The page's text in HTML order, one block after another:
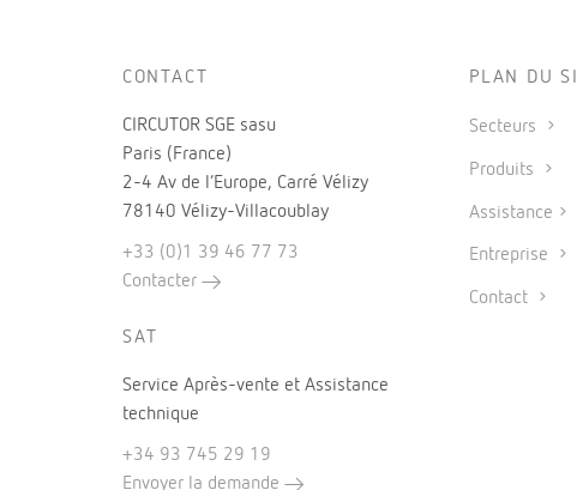
CONTACT
CIRCUTOR SGE sasu
Paris (France)
2-4 Av de l’Europe, Carré Vélizy
78140 Vélizy-Villacoublay
+33 (0)1 39 46 77 73
Contacter
SAT
Service Après-vente et Assistance
technique
+34 93 745 29 19
Envoyer la demande
PLAN DU
Secteurs
Produits
Assistance
Entreprise
Contact